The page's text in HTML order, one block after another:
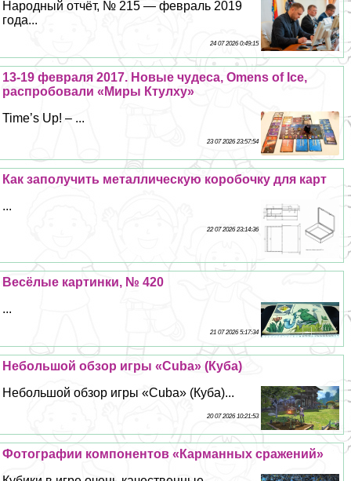
Народный отчёт, № 215 — февраль 2019
года...
24 07 2026 0:49:15
13-19 февраля 2017. Новые чудеса, Omens of Ice,
распробовали «Миры Ктулху»
Time’s Up! – ...
23 07 2026 23:57:54
Как заполучить металлическую коробочку для карт
...
22 07 2026 23:14:36
Весёлые картинки, № 420
...
21 07 2026 5:17:34
Небольшой обзор игры «Cuba» (Куба)
Небольшой обзор игры «Cuba» (Куба)...
20 07 2026 10:21:53
Фотографии компонентов «Карманных сражений»